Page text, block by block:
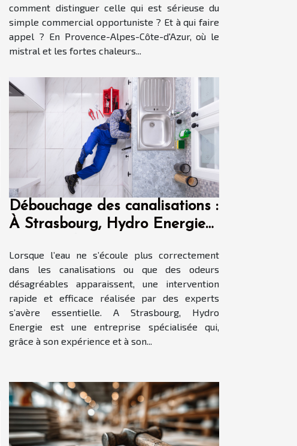
comment distinguer celle qui est sérieuse du
simple commercial opportuniste ? Et à qui faire
appel ? En Provence-Alpes-Côte-d'Azur, où le
mistral et les fortes chaleurs...
Débouchage des canalisations :
À Strasbourg, Hydro Energie
Lorsque l’eau ne s’écoule plus correctement
dans les canalisations ou que des odeurs
désagréables apparaissent, une intervention
rapide et efficace réalisée par des experts
s’avère essentielle. A Strasbourg, Hydro
Energie est une entreprise spécialisée qui,
grâce à son expérience et à son...